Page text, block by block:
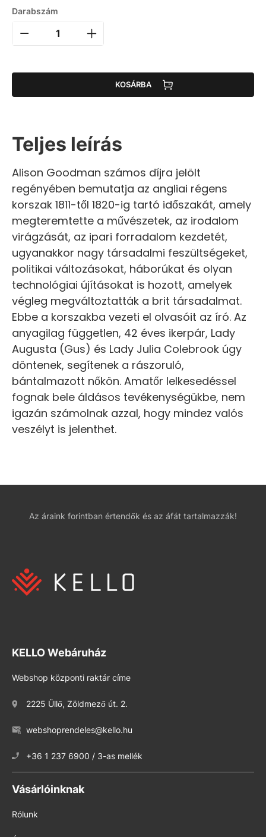
Darabszám
KOSÁRBA
Teljes leírás
Alison Goodman számos díjra jelölt
regényében bemutatja az angliai régens
korszak 1811-től 1820-ig tartó időszakát, amely
megteremtette a művészetek, az irodalom
virágzását, az ipari forradalom kezdetét,
ugyanakkor nagy társadalmi feszültségeket,
politikai változásokat, háborúkat és olyan
technológiai újításokat is hozott, amelyek
végleg megváltoztatták a brit társadalmat.
Ebbe a korszakba vezeti el olvasóit az író. Az
anyagilag független, 42 éves ikerpár, Lady
Augusta (Gus) és Lady Julia Colebrook úgy
döntenek, segítenek a rászoruló,
bántalmazott nőkön. Amatőr lelkesedéssel
fognak bele áldásos tevékenységükbe, nem
igazán számolnak azzal, hogy mindez valós
veszélyt is jelenthet.
Az áraink forintban értendők és az áfát tartalmazzák!
KELLO Webáruház
Webshop központi raktár címe
2225 Üllő, Zöldmező út. 2.
webshoprendeles@kello.hu
+36 1 237 6900 / 3-as mellék
Vásárlóinknak
Rólunk